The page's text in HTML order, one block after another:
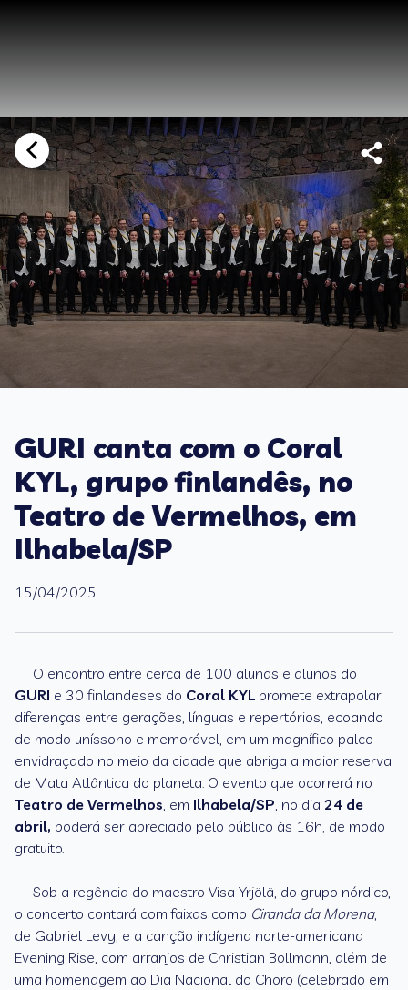
GURI canta com o Coral
KYL, grupo finlandês, no
Teatro de Vermelhos, em
Ilhabela/SP
15/04/2025
O encontro entre cerca de 100 alunas e alunos do
GURI e 30 finlandeses do Coral KYL promete extrapolar
diferenças entre gerações, línguas e repertórios, ecoando
de modo uníssono e memorável, em um magnífico palco
envidraçado no meio da cidade que abriga a maior reserva
de Mata Atlântica do planeta. O evento que ocorrerá no
Teatro de Vermelhos, em Ilhabela/SP, no dia 24 de
abril, poderá ser apreciado pelo público às 16h, de modo
gratuito.
Sob a regência do maestro Visa Yrjölä, do grupo nórdico,
o concerto contará com faixas como Ciranda da Morena,
de Gabriel Levy, e a canção indígena norte-americana
Evening Rise, com arranjos de Christian Bollmann, além de
uma homenagem ao Dia Nacional do Choro (celebrado em